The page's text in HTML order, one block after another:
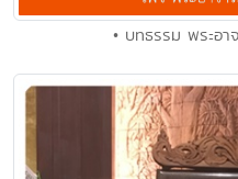
• บทธรรม พระอ